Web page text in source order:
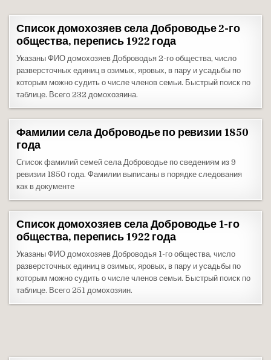
Список домохозяев села Доброводье 2-го
общества, перепись 1922 года
Указаны ФИО домохозяев Доброводья 2-го общества, число
разверсточных единиц в озимых, яровых, в пару и усадьбы по
которым можно судить о числе членов семьи. Быстрый поиск по
таблице. Всего 232 домохозяина.
Фамилии села Доброводье по ревизии 1850
года
Список фамилий семей села Доброводье по сведениям из 9
ревизии 1850 года. Фамилии выписаны в порядке следования
как в документе
Список домохозяев села Доброводье 1-го
общества, перепись 1922 года
Указаны ФИО домохозяев Доброводья 1-го общества, число
разверсточных единиц в озимых, яровых, в пару и усадьбы по
которым можно судить о числе членов семьи. Быстрый поиск по
таблице. Всего 251 домохозяин.